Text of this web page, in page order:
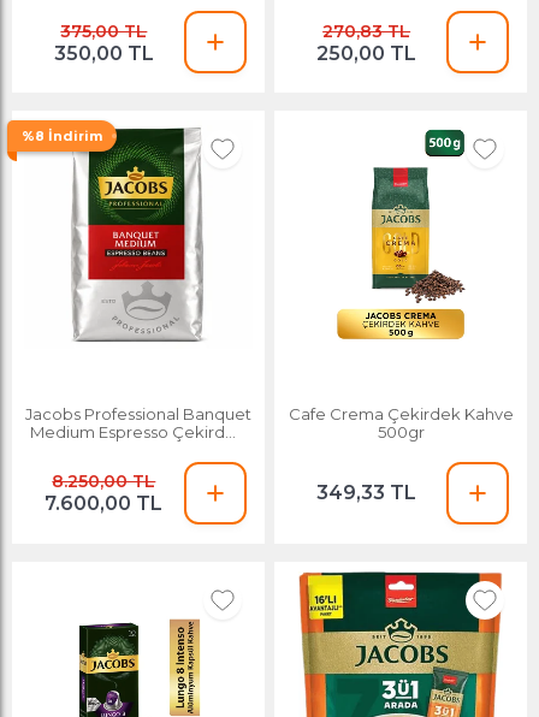
375,00 TL
350,00 TL
270,83 TL
250,00 TL
%8 İndirim
Jacobs Professional Banquet
Medium Espresso Çekirdek
8.250,00 TL
7.600,00 TL
Cafe Crema Çekirdek Kahve
500gr
349,33 TL